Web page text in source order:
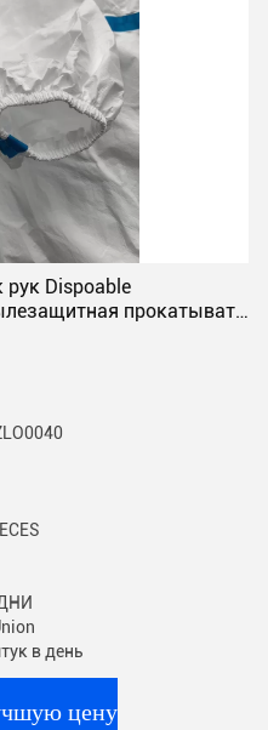
Dispoable
прокатывать
в день
цену